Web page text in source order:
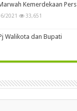
Kemerdekaan Pers
2021 33,651
Walikota dan Bupati